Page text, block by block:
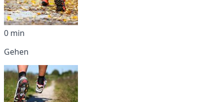
0 min
Gehen